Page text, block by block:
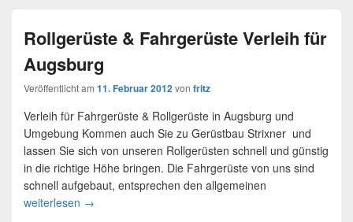
Rollgerüste & Fahrgerüste Verleih für
Augsburg
Veröffentlicht am 11. Februar 2012von fritz
Verleih für Fahrgerüste & Rollgerüste in Augsburg und
Umgebung Kommen auch Sie zu Gerüstbau Strixner und
lassen Sie sich von unseren Rollgerüsten schnell und günstig
in die richtige Höhe bringen. Die Fahrgerüste von uns sind
schnell aufgebaut, entsprechen den allgemeinen
weiterlesen Rollgerüste & Fahrgerüste Verleih für Augsburg
→